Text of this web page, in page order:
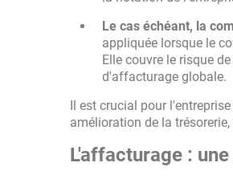
Le cas échéant, la
appliquée lorsque le
Elle couvre le risque
d'affacturage globale.
Il est crucial pour
amélioration de la
L'affacturage :